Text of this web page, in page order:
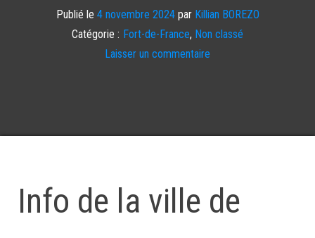
Publié le 4 novembre 2024par Killian BOREZO
Catégorie : Fort-de-France, Non classé
Laisser un commentaire
Info de la ville de